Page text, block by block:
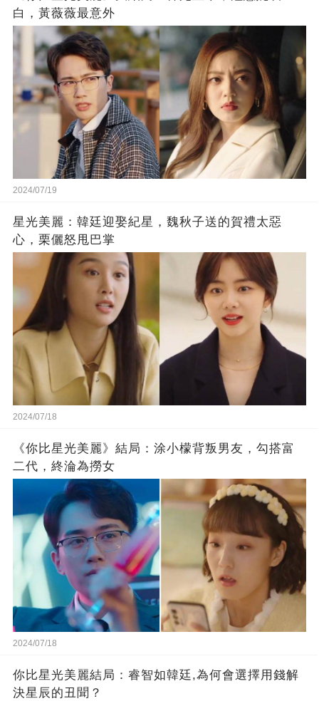
白，黃薇薇最意外
2024/07/19
星光美麗：韓廷迎娶紀星，魏秋子送的賀禮太惡
心，栗儷怒甩巴掌
2024/07/18
《你比星光美麗》結局：涂小檬背叛男友，勾搭富
二代，終淪為撈女
2024/07/18
你比星光美麗結局：睿智如韓廷,為何會選擇用錢解
決星辰的丑聞？